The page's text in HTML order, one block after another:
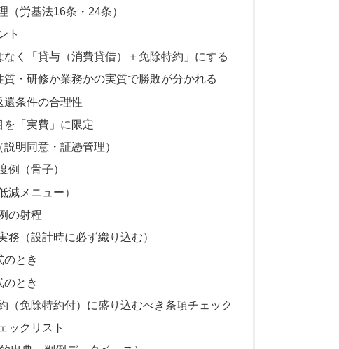
（労基法16条・24条）
ト
なく「貸与（消費貸借）＋免除特約」にする
質・研修か業務かの実質で勝敗が分かれる
還条件の合理性
を「実費」に限定
明同意・証憑管理）
例（骨子）
減メニュー）
の射程
務（設計時に必ず織り込む）
のとき
のとき
（免除特約付）に盛り込むべき条項チェック
ックリスト